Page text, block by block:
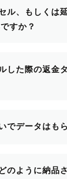
ル、もしくは
すか？
した際の返金
でデータはも
のように納品